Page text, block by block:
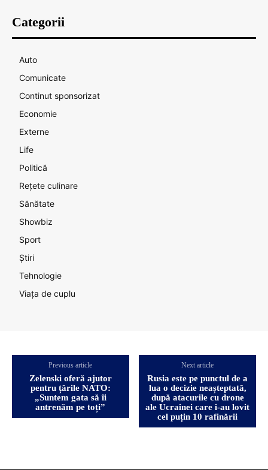
Categorii
Auto
Comunicate
Continut sponsorizat
Economie
Externe
Life
Politică
Rețete culinare
Sănătate
Showbiz
Sport
Știri
Tehnologie
Viața de cuplu
Previous article
Zelenski oferă ajutor
pentru țările NATO:
„Suntem gata să îi
antrenăm pe toți”
Next article
Rusia este pe punctul de a
lua o decizie neașteptată,
după atacurile cu drone
ale Ucrainei care i-au lovit
cel puțin 10 rafinării